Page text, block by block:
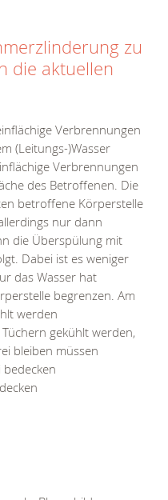
zu
die aktuellen
Verbrennungen
(Leitungs-)Wasser
Verbrennungen
des Betroffenen. Die
betroffene Körperstelle
nur dann
die Überspülung mit
Dabei ist es weniger
das Wasser hat
begrenzen. Am
werden
gekühlt werden,
bleiben müssen